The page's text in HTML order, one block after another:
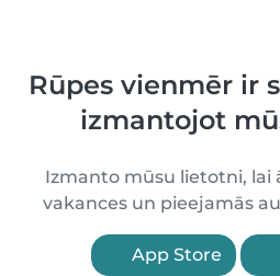
Rūpes vienmēr ir
izmantojot
Izmanto mūsu lietotni,
vakances un pieejamās
App Store